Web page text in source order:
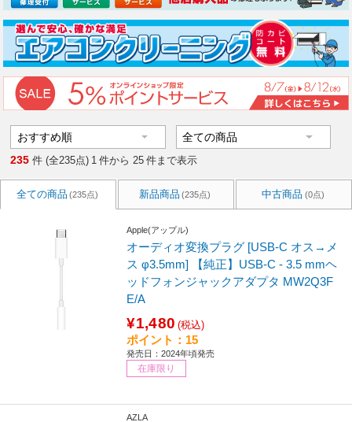
235 件 (全235点) 1 件から 25 件まで表示
全ての商品 (235点) 新品商品 (235点) 中古商品 (0点)
Apple(アップル)
オーディオ変換プラグ [USB-C オス→メ
ス φ3.5mm] 【純正】USB-C - 3.5 mmヘ
ッドフォンジャックアダプタ MW2Q3F
E/A
¥1,480 (税込)
ポイント：15
発売日：2024年頃発売
在庫限り
AZLA